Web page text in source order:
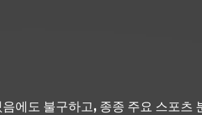
에도 불구하고, 종종 주요 스포츠